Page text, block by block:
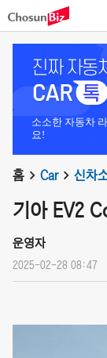
소소한 자동차
요!
홈 Car 신차
기아 EV2
운영자
2025-02-28 08:47